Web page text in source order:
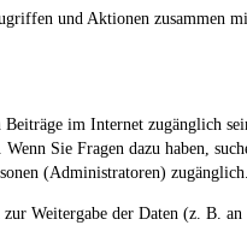
und Aktionen zusammen
Beiträge im Internet zugänglich
Sie Fragen dazu haben,
(Administratoren) zugänglich.
Weitergabe der Daten (z. B.